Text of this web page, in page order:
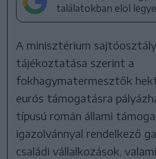
találatokban elöl
A minisztérium
tájékoztatása szerint a
fokhagymatermesztők
eurós támogatásra
típusú román állami
igazolvánnyal rendelkező
családi vállalkozások,